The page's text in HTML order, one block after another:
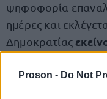
Proson - Do Not
ψηφοφορία
ημέρες και
Δημοκρατίας